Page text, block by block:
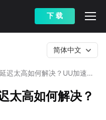
下 载
迟太高如何解决？UU加速器
简体中文
太高如何解决？